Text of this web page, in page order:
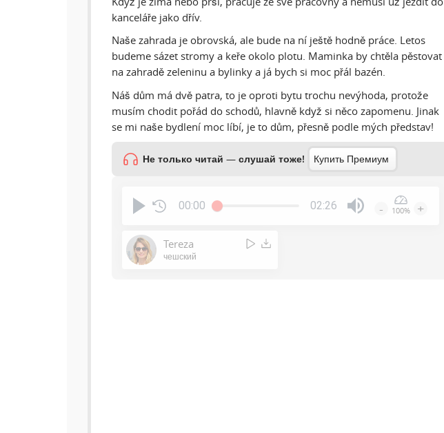
kanceláře jako dřív.
Naše zahrada je obrovská, ale bude na ní ještě hodně práce. Letos
budeme sázet stromy a keře okolo plotu. Maminka by chtěla pěstovat
na zahradě zeleninu a bylinky a já bych si moc přál bazén.
Náš dům má dvě patra, to je oproti bytu trochu nevýhoda, protože
musím chodit pořád do schodů, hlavně když si něco zapomenu. Jinak
se mi naše bydlení moc líbí, je to dům, přesně podle mých představ!
Не только читай — слушай тоже! Купить Премиум
00:00 02:26 - 100% +
Tereza
чешский